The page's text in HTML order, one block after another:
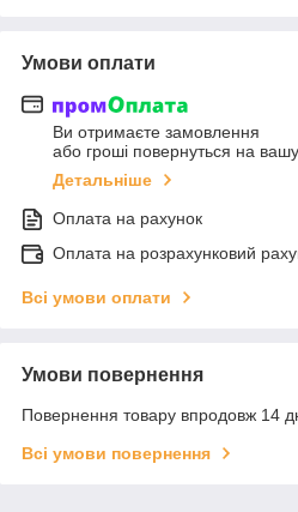
Умови оплати
Ви отримаєте замовлення
або гроші повернуться на
Детальніше
Оплата на рахунок
Оплата на розрахунковий
Всі умови оплати
Умови повернення
Повернення товару впродовж 14
Всі умови повернення